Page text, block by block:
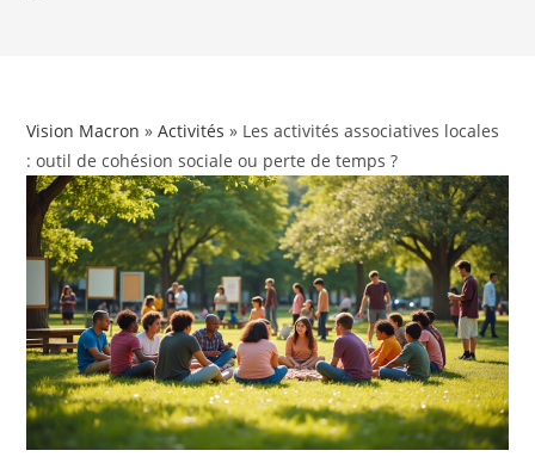
Vision Macron »Activités » Les activités associatives locales
: outil de cohésion sociale ou perte de temps ?